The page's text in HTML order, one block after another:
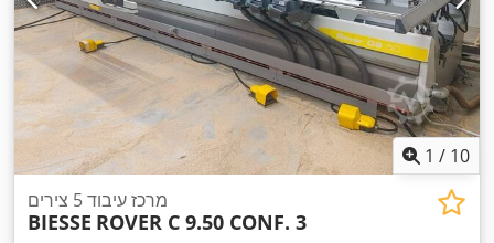
1 / 10
מרכז עיבוד 5 צירים
BIESSE ROVER C 9.50 CONF. 3